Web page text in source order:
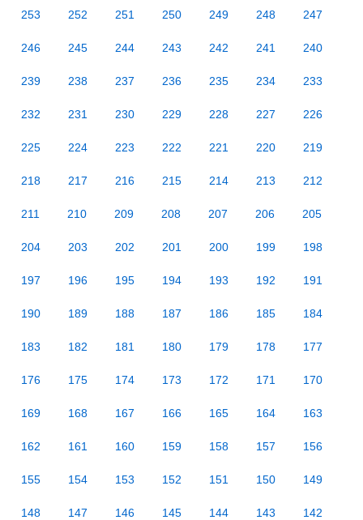
253 252 251 250 249 248 247
246 245 244 243 242 241 240
239 238 237 236 235 234 233
232 231 230 229 228 227 226
225 224 223 222 221 220 219
218 217 216 215 214 213 212
211 210 209 208 207 206 205
204 203 202 201 200 199 198
197 196 195 194 193 192 191
190 189 188 187 186 185 184
183 182 181 180 179 178 177
176 175 174 173 172 171 170
169 168 167 166 165 164 163
162 161 160 159 158 157 156
155 154 153 152 151 150 149
148 147 146 145 144 143 142